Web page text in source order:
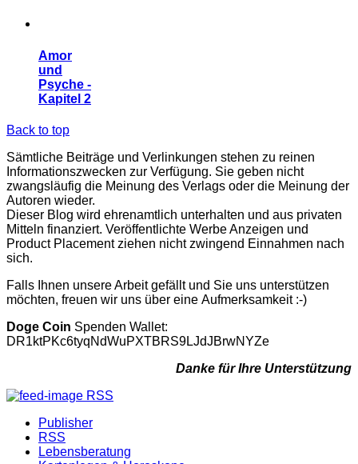
Amor
und
Psyche -
Kapitel 2
Back to top
Sämtliche Beiträge und Verlinkungen stehen zu reinen
Informationszwecken zur Verfügung. Sie geben nicht
zwangsläufig die Meinung des Verlags oder die Meinung der
Autoren wieder.
Dieser Blog wird ehrenamtlich unterhalten und aus privaten
Mitteln finanziert. Veröffentlichte Werbe Anzeigen und
Product Placement ziehen nicht zwingend Einnahmen nach
sich.
Falls Ihnen unsere Arbeit gefällt und Sie uns unterstützen
möchten, freuen wir uns über eine Aufmerksamkeit :-)
Doge Coin Spenden Wallet:
DR1ktPKc6tyqNdWuPXTBRS9LJdJBrwNYZe
Danke für Ihre Unterstützung
RSS
Publisher
RSS
Lebensberatung